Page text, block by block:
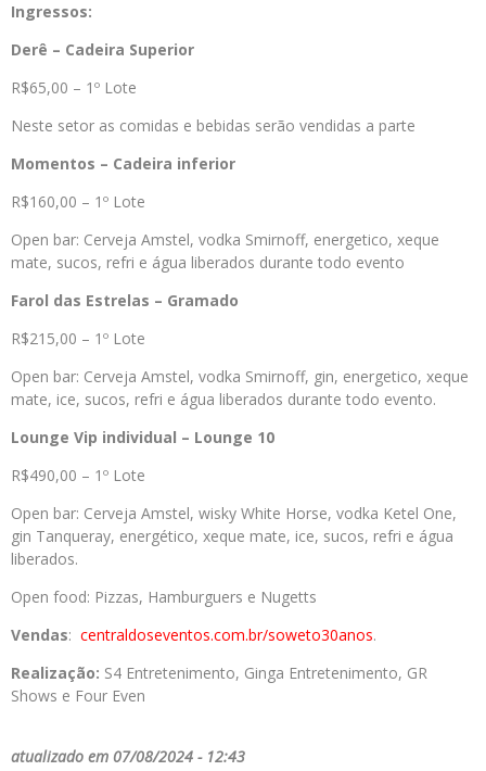
Ingressos:
Derê – Cadeira Superior
R$65,00 – 1º Lote
Neste setor as comidas e bebidas serão vendidas a parte
Momentos – Cadeira inferior
R$160,00 – 1º Lote
Open bar: Cerveja Amstel, vodka Smirnoff, energetico, xeque
mate, sucos, refri e água liberados durante todo evento
Farol das Estrelas – Gramado
R$215,00 – 1º Lote
Open bar: Cerveja Amstel, vodka Smirnoff, gin, energetico, xeque
mate, ice, sucos, refri e água liberados durante todo evento.
Lounge Vip individual – Lounge 10
R$490,00 – 1º Lote
Open bar: Cerveja Amstel, wisky White Horse, vodka Ketel One,
gin Tanqueray, energético, xeque mate, ice, sucos, refri e água
liberados.
Open food: Pizzas, Hamburguers e Nugetts
Vendas: centraldoseventos.com.br/soweto30anos.
Realização: S4 Entretenimento, Ginga Entretenimento, GR
Shows e Four Even
atualizado em 07/08/2024 - 12:43